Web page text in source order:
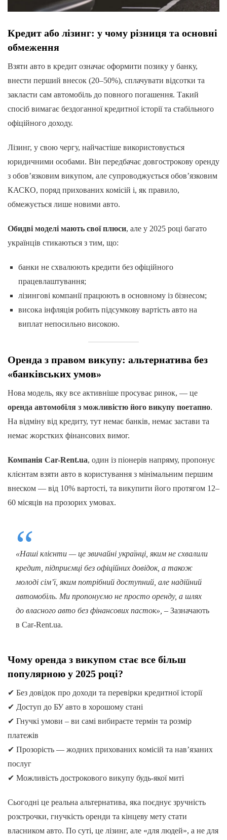
Кредит або лізинг: у чому різниця та основні
обмеження
Взяти авто в кредит означає оформити позику у банку,
внести перший внесок (20–50%), сплачувати відсотки та
закласти сам автомобіль до повного погашення. Такий
спосіб вимагає бездоганної кредитної історії та стабільного
офіційного доходу.
Лізинг, у свою чергу, найчастіше використовується
юридичними особами. Він передбачає довгострокову оренду
з обов’язковим викупом, але супроводжується обов’язковим
КАСКО, поряд прихованих комісій і, як правило,
обмежується лише новими авто.
Обидві моделі мають свої плюси, але у 2025 році багато
українців стикаються з тим, що:
банки не схвалюють кредити без офіційного
працевлаштування;
лізингові компанії працюють в основному із бізнесом;
висока інфляція робить підсумкову вартість авто на
виплат непосильно високою.
Оренда з правом викупу: альтернатива без
«банківських умов»
Нова модель, яку все активніше просуває ринок, — це
оренда автомобіля з можливістю його викупу поетапно.
На відміну від кредиту, тут немає банків, немає застави та
немає жорстких фінансових вимог.
Компанія Car-Rent.ua, один із піонерів напряму, пропонує
клієнтам взяти авто в користування з мінімальним першим
внеском — від 10% вартості, та викупити його протягом 12–
60 місяців на прозорих умовах.
«Наші клієнти — це звичайні українці, яким не схвалили
кредит, підприємці без офіційних довідок, а також
молоді сім’ї, яким потрібний доступний, але надійний
автомобіль. Ми пропонуємо не просто оренду, а шлях
до власного авто без фінансових пасток», – Зазначають
в Car-Rent.ua.
Чому оренда з викупом стає все більш
популярною у 2025 році?
✔ Без довідок про доходи та перевірки кредитної історії
✔ Доступ до БУ авто в хорошому стані
✔ Гнучкі умови – ви самі вибираєте термін та розмір
платежів
✔ Прозорість — жодних прихованих комісій та нав’язаних
послуг
✔ Можливість дострокового викупу будь-якої миті
Сьогодні це реальна альтернатива, яка поєднує зручність
розстрочки, гнучкість оренди та кінцеву мету стати
власником авто. По суті, це лізинг, але «для людей», а не для